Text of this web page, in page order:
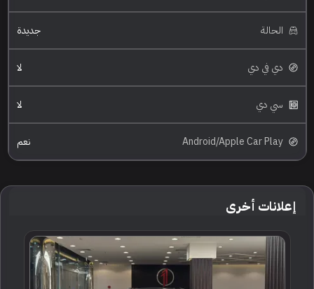
الحالة جديدة
دي في دي لا
سي دي لا
Android/Apple Car Play نعم
إعلانات أخرى